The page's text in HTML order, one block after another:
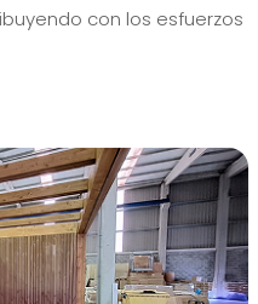
con los esfuerzos